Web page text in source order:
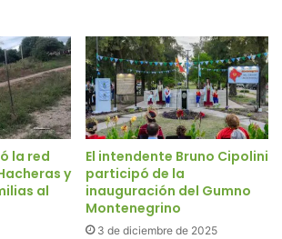
la red
y
al
El intendente Bruno Cipolini
participó de la
inauguración del Gumno
Montenegrino
3 de diciembre de 2025